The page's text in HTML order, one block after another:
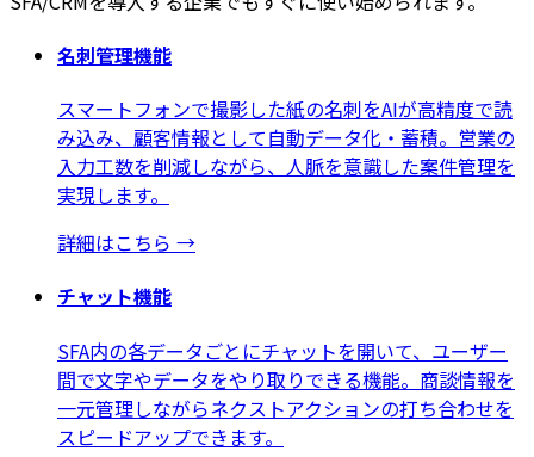
名刺管理機能
スマートフォンで撮影した紙の名刺をAIが高精度で読
み込み、顧客情報として自動データ化・蓄積。営業の
入力工数を削減しながら、人脈を意識した案件管理を
実現します。
詳細はこちら →
チャット機能
SFA内の各データごとにチャットを開いて、ユーザー
間で文字やデータをやり取りできる機能。商談情報を
一元管理しながらネクストアクションの打ち合わせを
スピードアップできます。